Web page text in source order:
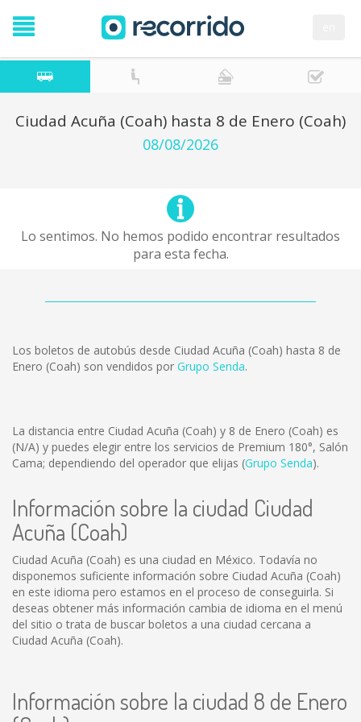
Ciudad Acuña (Coah) hasta 8 de Enero (Coah)
08/08/2026
Lo sentimos. No hemos podido encontrar resultados
para esta fecha.
Los boletos de autobús desde Ciudad Acuña (Coah) hasta 8 de
Enero (Coah) son vendidos por Grupo Senda.
La distancia entre Ciudad Acuña (Coah) y 8 de Enero (Coah) es
(N/A) y puedes elegir entre los servicios de Premium 180°, Salón
Cama; dependiendo del operador que elijas (Grupo Senda).
Información sobre la ciudad Ciudad
Acuña (Coah)
Ciudad Acuña (Coah) es una ciudad en México. Todavía no
disponemos suficiente información sobre Ciudad Acuña (Coah)
en este idioma pero estamos en el proceso de conseguirla. Si
deseas obtener más información cambia de idioma en el menú
del sitio o trata de buscar boletos a una ciudad cercana a
Ciudad Acuña (Coah).
Información sobre la ciudad 8 de Enero